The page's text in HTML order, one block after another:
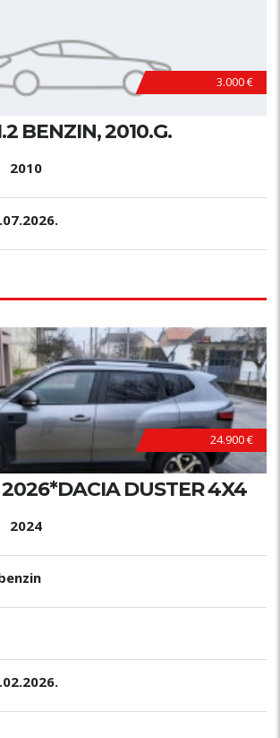
3.000 €
BENZIN, 2010.G.
2010
24.900 €
2026*DACIA DUSTER 4X4
2024